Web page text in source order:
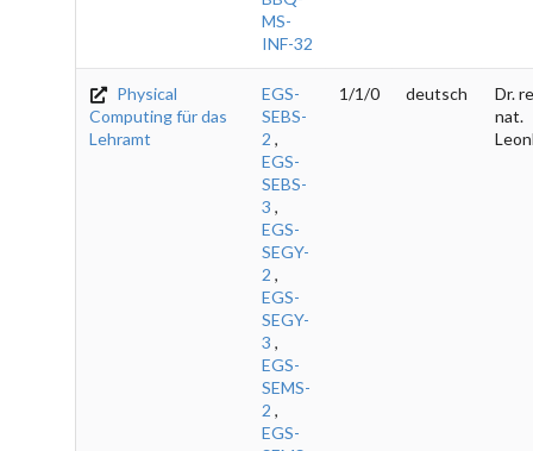
MS-
INF-32
Physical
Computing für das
Lehramt
EGS-
SEBS-
2 ,
EGS-
SEBS-
3 ,
EGS-
SEGY-
2 ,
EGS-
SEGY-
3 ,
EGS-
SEMS-
2 ,
EGS-
1/1/0 deutsch
Dr.
nat.